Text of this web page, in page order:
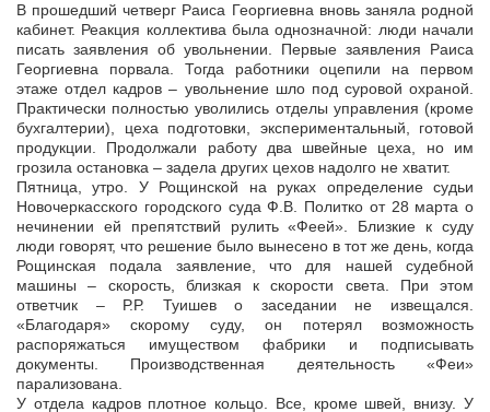
В прошедший четверг Раиса Георгиевна вновь заняла родной
кабинет. Реакция коллектива была однозначной: люди начали
писать заявления об увольнении. Первые заявления Раиса
Георгиевна порвала. Тогда работники оцепили на первом
этаже отдел кадров – увольнение шло под суровой охраной.
Практически полностью уволились отделы управления (кроме
бухгалтерии), цеха подготовки, экспериментальный, готовой
продукции. Продолжали работу два швейные цеха, но им
грозила остановка – задела других цехов надолго не хватит.
Пятница, утро. У Рощинской на руках определение судьи
Новочеркасского городского суда Ф.В. Политко от 28 марта о
нечинении ей препятствий рулить «Феей». Близкие к суду
люди говорят, что решение было вынесено в тот же день, когда
Рощинская подала заявление, что для нашей судебной
машины – скорость, близкая к скорости света. При этом
ответчик – Р.Р. Туишев о заседании не извещался.
«Благодаря» скорому суду, он потерял возможность
распоряжаться имуществом фабрики и подписывать
документы. Производственная деятельность «Феи»
парализована.
У отдела кадров плотное кольцо. Все, кроме швей, внизу. У